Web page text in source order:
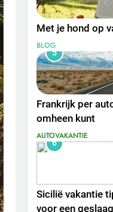
Met je hond op
BLOG
5
Frankrijk per
omheen kunt
AUTOVAKANTIE
6
Sicilië vakantie
voor een